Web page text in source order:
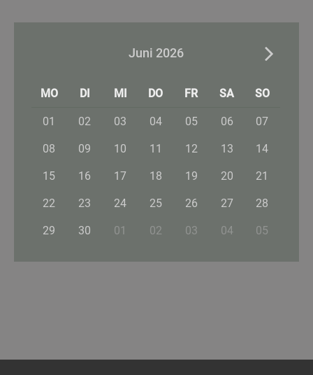
Juni 2026
MO DI MI DO FR SA SO
01 02 03 04 05 06 07
08 09 10 11 12 13 14
15 16 17 18 19 20 21
22 23 24 25 26 27 28
29 30 01 02 03 04 05